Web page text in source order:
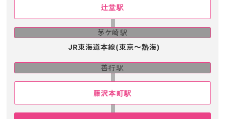
辻堂駅
茅ケ崎駅
JR東海道本線(東京～熱海)
善行駅
藤沢本町駅